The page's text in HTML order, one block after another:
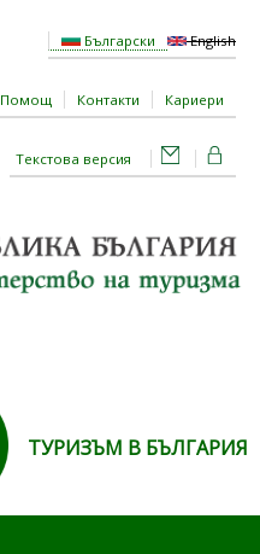
Български English
Помощ Контакти Кариери
Текстова версия
ТУРИЗЪМ В БЪЛГАРИЯ